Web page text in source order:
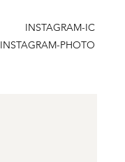
INSTAGRAM-IC
INSTAGRAM-PHOTO